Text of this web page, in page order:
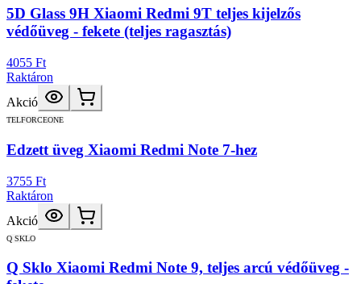
5D Glass 9H Xiaomi Redmi 9T teljes kijelzős
védőüveg - fekete (teljes ragasztás)
4055 Ft
Raktáron
Akció
TELFORCEONE
Edzett üveg Xiaomi Redmi Note 7-hez
3755 Ft
Raktáron
Akció
Q SKLO
Q Sklo Xiaomi Redmi Note 9, teljes arcú védőüveg -